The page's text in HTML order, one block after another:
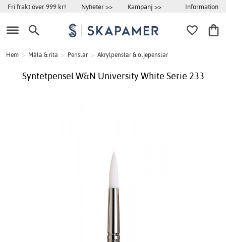
Fri frakt över 999 kr! Nyheter >> Kampanj >> Information
Hem > Måla & rita > Penslar > Akrylpenslar & oljepenslar
Syntetpensel W&N University White Serie 233